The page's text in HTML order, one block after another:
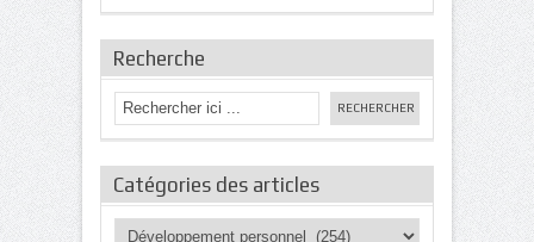
Recherche
Catégories des articles
Catégories